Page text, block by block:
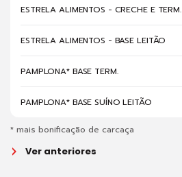
ESTRELA ALIMENTOS - CRECHE E TERM.
ESTRELA ALIMENTOS - BASE LEITÃO
PAMPLONA* BASE TERM.
PAMPLONA* BASE SUÍNO LEITÃO
* mais bonificação de carcaça
Ver anteriores